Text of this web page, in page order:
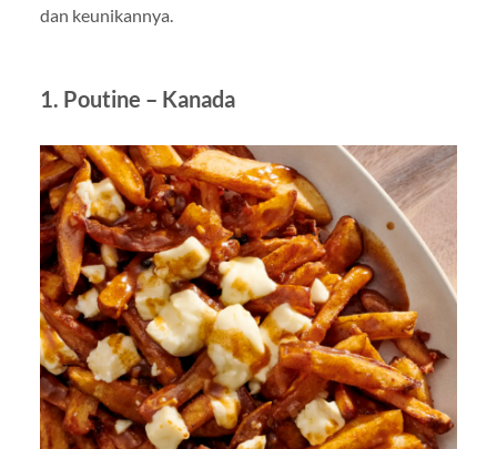
dan keunikannya.
1. Poutine – Kanada